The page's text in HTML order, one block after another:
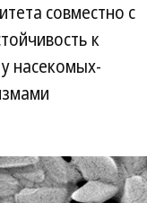
совместно с
к
насекомых-